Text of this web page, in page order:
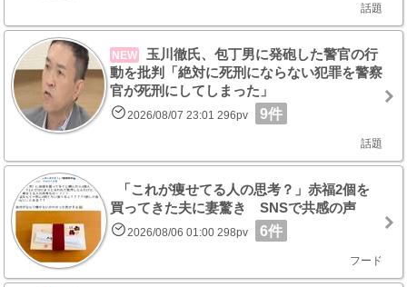
話題
NEW
玉川徹氏、包丁男に発砲した警官の行
動を批判「絶対に死刑にならない犯罪を警察
官が死刑にしてしまった」
2026/08/07 23:01 296pv 9件
話題
「これが痩せてる人の思考？」赤福2個を
買ってきた夫に妻驚き SNSで共感の声
2026/08/06 01:00 298pv 6件
フード